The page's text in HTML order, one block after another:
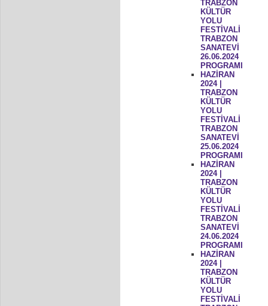
TRABZON
KÜLTÜR
YOLU
FESTİVALİ
TRABZON
SANATEVİ
26.06.2024
PROGRAMI
HAZİRAN
2024 |
TRABZON
KÜLTÜR
YOLU
FESTİVALİ
TRABZON
SANATEVİ
25.06.2024
PROGRAMI
HAZİRAN
2024 |
TRABZON
KÜLTÜR
YOLU
FESTİVALİ
TRABZON
SANATEVİ
24.06.2024
PROGRAMI
HAZİRAN
2024 |
TRABZON
KÜLTÜR
YOLU
FESTİVALİ